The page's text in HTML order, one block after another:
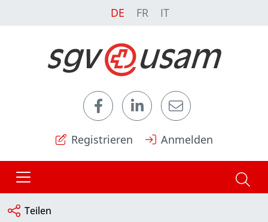
DE FR IT
Registrieren Anmelden
Teilen